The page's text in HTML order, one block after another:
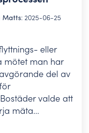
Matts: 2025-06-25
eller
mötet man har
del av
valde att
mäta...